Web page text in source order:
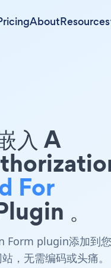
AboutResources
入 A
For
。
Form plugin添加到您
，无需编码或头痛。